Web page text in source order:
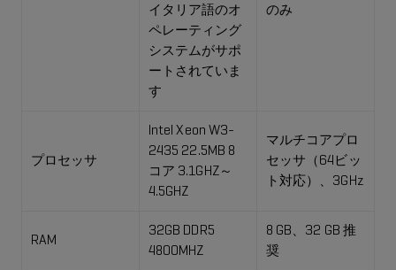
イタリア語のオ
ペレーティング
システムがサポ
ートされていま
す
のみ
プロセッサ
Intel Xeon W3-
2435 22.5MB 8
コア 3.1GHZ～
4.5GHZ
マルチコアプロ
セッサ（64ビッ
ト対応）、3GHz
RAM
32GB DDR5
4800MHZ
8 GB、32 GB 推
奨